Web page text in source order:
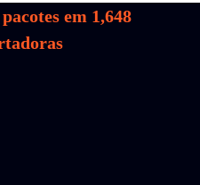
em 1,648